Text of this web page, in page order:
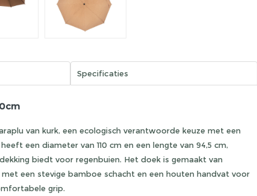
Specificaties
van kurk, een ecologisch verantwoorde keuze met een
een diameter van 110 cm en een lengte van 94,5 cm,
biedt voor regenbuien. Het doek is gemaakt van
een stevige bamboe schacht en een houten handvat voor
grip.